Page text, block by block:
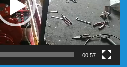
00:57